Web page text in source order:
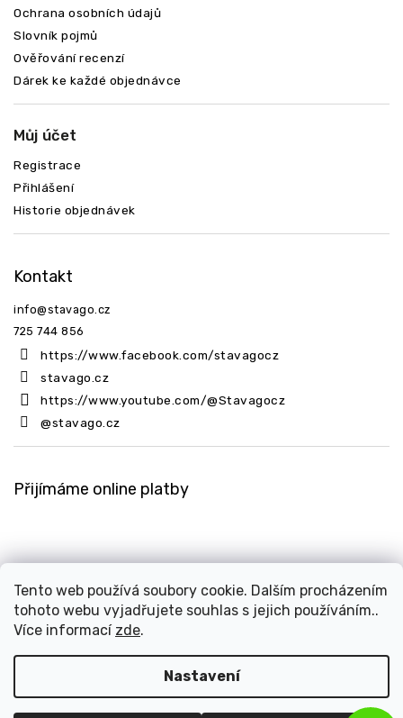
Tento web používá soubory cookie. Dalším procházením
tohoto webu vyjadřujete souhlas s jejich používáním..
Více informací zde.
Nastavení
Ochrana osobních údajů
Slovník pojmů
Ověřování recenzí
Dárek ke každé objednávce
Můj účet
Registrace
Přihlášení
Historie objednávek
Kontakt
info@stavago.cz
725 744 856
https://www.facebook.com/stavagocz
stavago.cz
https://www.youtube.com/@Stavagocz
@stavago.cz
Přijímáme online platby
Copyright 2026
| Platforma